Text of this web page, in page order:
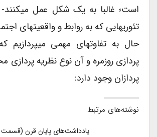
است؛ غالبا به یک شکل عمل
تئوریهایی که به روابط و واقعیتهای
حال به تفاوتهای مهمی میپردازیم
پردازی روزمره و آن نوع نظریه پردازی
پردازان وجود دارد:
نوشته‌های مرتبط
یادداشت‌های پایان قرن (قسمت ۶۹)